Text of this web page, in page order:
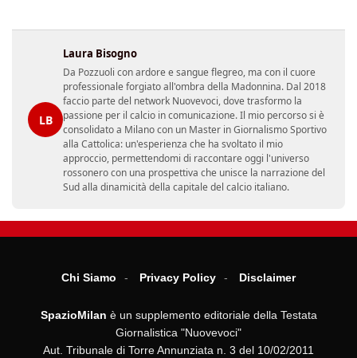
LB
Laura Bisogno
Da Pozzuoli con ardore e sangue flegreo, ma con il cuore
professionale forgiato all'ombra della Madonnina. Dal 2018
faccio parte del network Nuovevoci, dove trasformo la
passione per il calcio in comunicazione. Il mio percorso si è
consolidato a Milano con un Master in Giornalismo Sportivo
alla Cattolica: un'esperienza che ha svoltato il mio
approccio, permettendomi di raccontare oggi l'universo
rossonero con una prospettiva che unisce la narrazione del
Sud alla dinamicità della capitale del calcio italiano.
Chi Siamo Privacy Policy Disclaimer
SpazioMilan è un supplemento editoriale della Testata
Giornalistica "Nuovevoci"
Aut. Tribunale di Torre Annunziata n. 3 del 10/02/2011